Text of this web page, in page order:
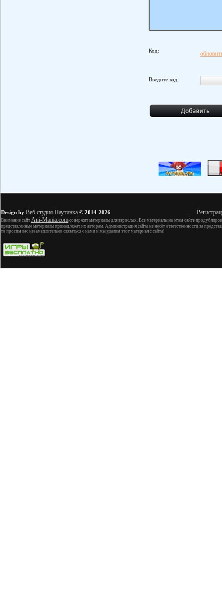
Код:
Введите код:
Design by Веб студия Паутинка © 2014-2026
Внимание сайт Ani-Mania.com содержит материалы для взрослых. Все материалы на этом сайте
представленные материалы принадлежат их авторам. Администрация сайта не несёт ответственности за
то просим вас незамедлительно связаться с нами и мы удалим этот материал с сайта!